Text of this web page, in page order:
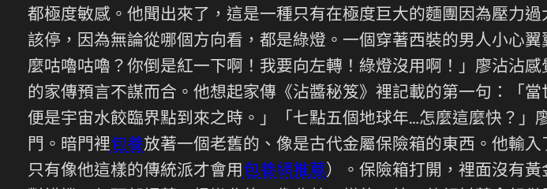
都極度敏感。他聞出來了，這是一種只有在極度巨大的麵團因為壓力
該停，因為無論從哪個方向看，都是綠燈。一個穿著西裝的男人小心
麼咕嚕咕嚕？你倒是紅一下啊！我要向左轉！綠燈沒用啊！」廖沾沾
的家傳預言不謀而合。他想起家傳《沾醬秘笈》裡記載的第一句：「
便是宇宙水餃臨界點到來之時。」「七點五個地球年…怎麼這麼快？
門。暗門裡包養放著一個老舊的、像是古代金屬保險箱的東西。他輸
只有像他這樣的傳統派才會用包養網推薦）。保險箱打開，裡面沒有